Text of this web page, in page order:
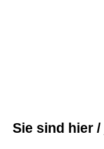
Sie sind hier /